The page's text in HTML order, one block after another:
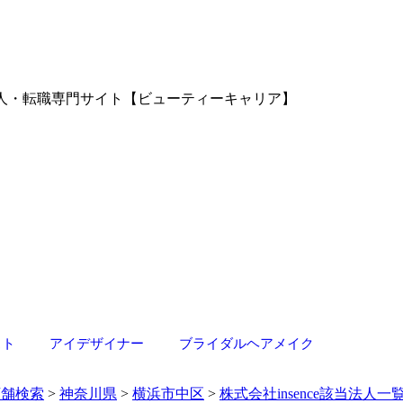
転職専門サイト【ビューティーキャリア】
アイデザイナー ブライダルヘアメイク
検索 > 神奈川県 > 横浜市中区 > 株式会社insence該当法人一